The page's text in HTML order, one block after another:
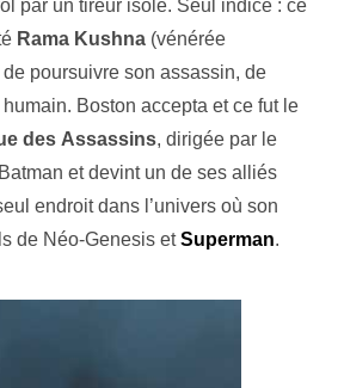
par un tireur isolé. Seul indice : ce
Rama Kushna (vénérée
poursuivre son assassin, de
Boston accepta et ce fut le
des Assassins, dirigée par le
et devint un de ses alliés
endroit dans l’univers où son
de Néo-Genesis etSuperman.